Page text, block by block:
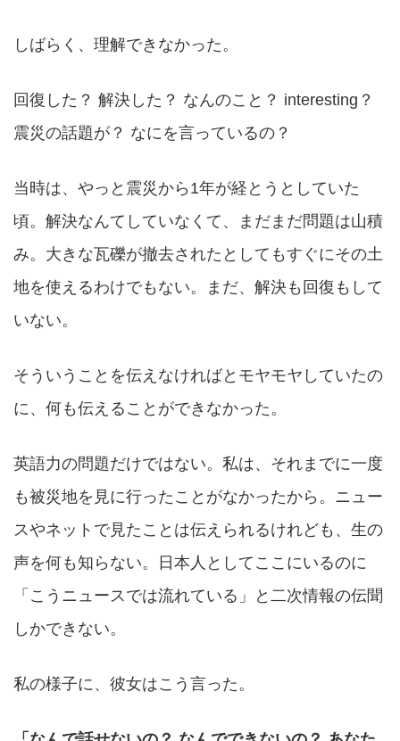
しばらく、理解できなかった。
回復した？ 解決した？ なんのこと？ interesting？
震災の話題が？ なにを言っているの？
当時は、やっと震災から1年が経とうとしていた
頃。解決なんてしていなくて、まだまだ問題は山積
み。大きな瓦礫が撤去されたとしてもすぐにその土
地を使えるわけでもない。まだ、解決も回復もして
いない。
そういうことを伝えなければとモヤモヤしていたの
に、何も伝えることができなかった。
英語力の問題だけではない。私は、それまでに一度
も被災地を見に行ったことがなかったから。ニュー
スやネットで見たことは伝えられるけれども、生の
声を何も知らない。日本人としてここにいるのに
「こうニュースでは流れている」と二次情報の伝聞
しかできない。
私の様子に、彼女はこう言った。